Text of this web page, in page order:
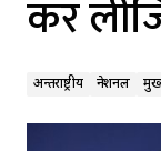
कर
अन्तर्राष्ट्रीय नेशनल